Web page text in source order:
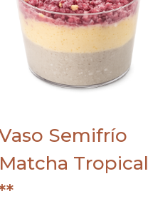
Semifrío
Matcha Tropical